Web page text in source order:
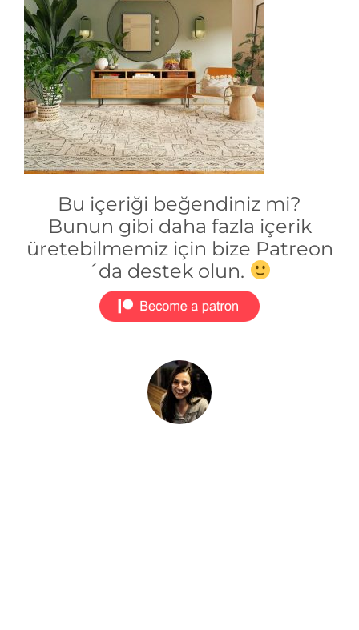
Bu içeriği beğendiniz mi?
Bunun gibi daha fazla içerik
üretebilmemiz için bize Patreon
´da destek olun.